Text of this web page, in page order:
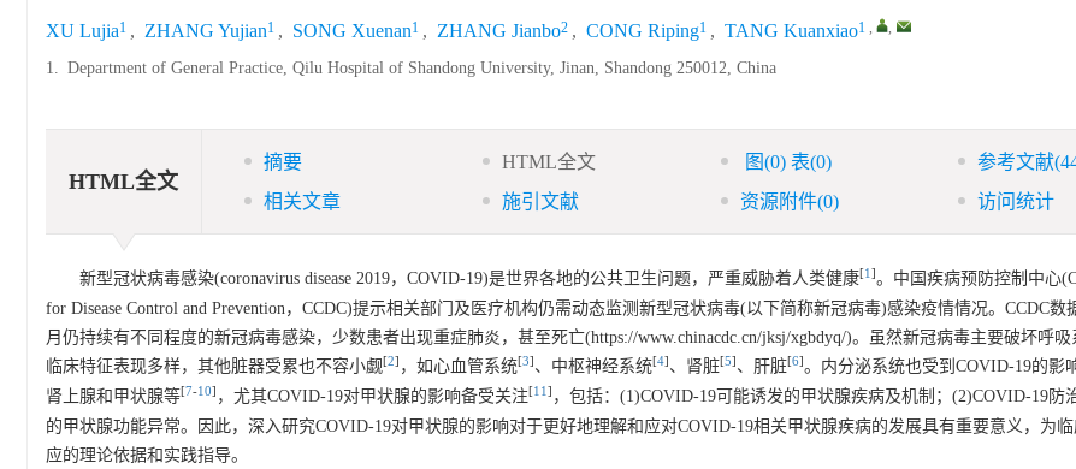
XU Lujia1 , ZHANG Yujian1 , SONG Xuenan1 , ZHANG Jianbo2 , CONG Riping1 , TANG Kuanxiao1 , ,
1. Department of General Practice, Qilu Hospital of Shandong University, Jinan, Shandong 250012, China
HTML全文
摘要 HTML全文 图(0)表(0) 参考文献
相关文章
施引文献 资源附件(0) 访问统计
新型冠状病毒感染(coronavirus disease 2019，COVID-19)是世界各地的公共卫生问题，严重威胁着人类健康[1 ]。中国疾病预防控制中心
for Disease Control and Prevention，CCDC)提示相关部门及医疗机构仍需动态监测新型冠状病毒(以下简称新冠病毒)感染疫情情况。CCDC数
月仍持续有不同程度的新冠病毒感染，少数患者出现重症肺炎，甚至死亡(https://www.chinacdc.cn/jksj/xgbdyq/)。虽然新冠病毒主要破坏呼
临床特征表现多样，其他脏器受累也不容小觑[2] ，如心血管系统[3] 、中枢神经系统[4] 、肾脏[5] 、肝脏[6]。内分泌系统也受到COVID-19的影
肾上腺和甲状腺等[7-10] ，尤其COVID-19对甲状腺的影响备受关注[11 ] ，包括：(1)COVID-19可能诱发的甲状腺疾病及机制；(2)COVID-19防
的甲状腺功能异常。因此，深入研究COVID-19对甲状腺的影响对于更好地理解和应对COVID-19相关甲状腺疾病的发展具有重要意义，为
应的理论依据和实践指导。